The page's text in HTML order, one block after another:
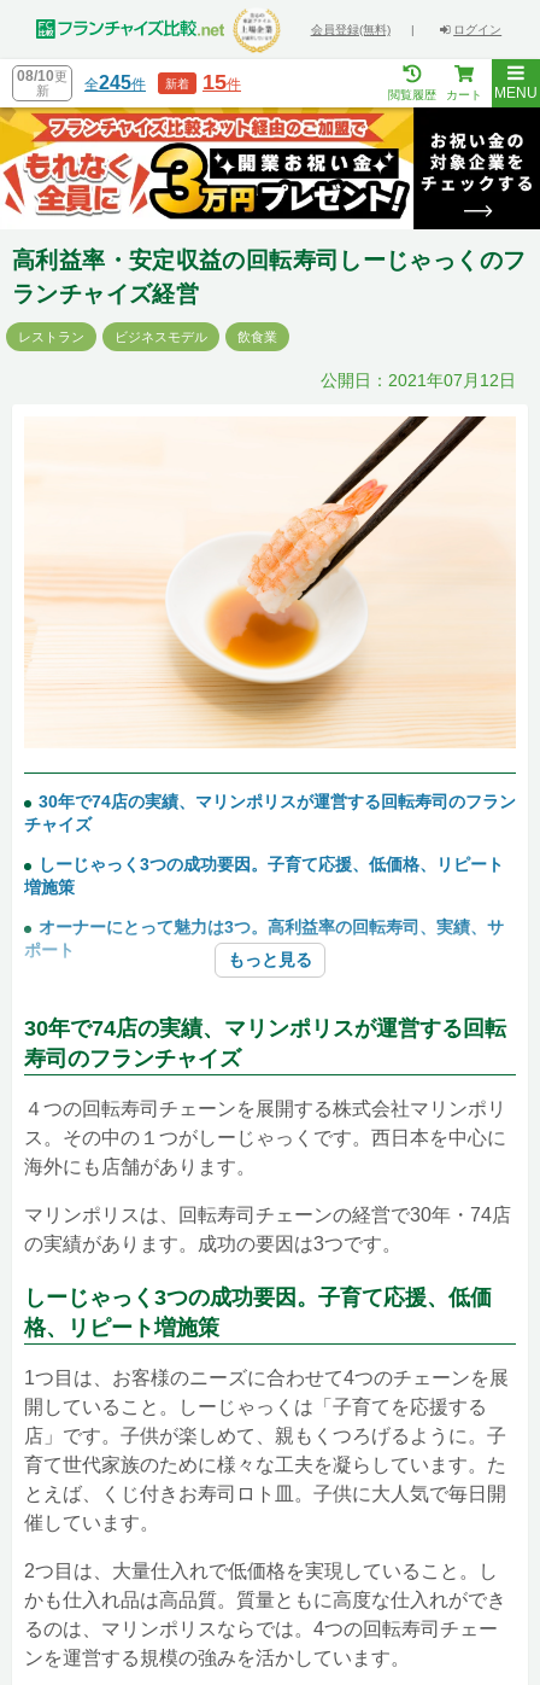
会員登録(無料) | ログイン
08/10更
新
全245件 新着 15件
閲覧履歴 カート MENU
高利益率・安定収益の回転寿司しーじゃっくのフ
ランチャイズ経営
レストラン ビジネスモデル 飲食業
公開日：2021年07月12日
30年で74店の実績、マリンポリスが運営する回転寿司のフラン
チャイズ
しーじゃっく3つの成功要因。子育て応援、低価格、リピート
増施策
オーナーにとって魅力は3つ。高利益率の回転寿司、実績、サ
ポート
もっと見る
30年で74店の実績、マリンポリスが運営する回転
寿司のフランチャイズ
４つの回転寿司チェーンを展開する株式会社マリンポリ
ス。その中の１つがしーじゃっくです。西日本を中心に
海外にも店舗があります。
マリンポリスは、回転寿司チェーンの経営で30年・74店
の実績があります。成功の要因は3つです。
しーじゃっく3つの成功要因。子育て応援、低価
格、リピート増施策
1つ目は、お客様のニーズに合わせて4つのチェーンを展
開していること。しーじゃっくは「子育てを応援する
店」です。子供が楽しめて、親もくつろげるように。子
育て世代家族のために様々な工夫を凝らしています。た
とえば、くじ付きお寿司ロト皿。子供に大人気で毎日開
催しています。
2つ目は、大量仕入れで低価格を実現していること。し
かも仕入れ品は高品質。質量ともに高度な仕入れができ
るのは、マリンポリスならでは。4つの回転寿司チェー
ンを運営する規模の強みを活かしています。